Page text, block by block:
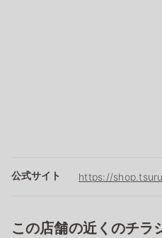
公式サイト https://
この店舗の近くのチラ